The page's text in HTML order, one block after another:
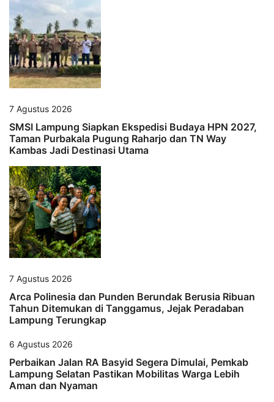
7 Agustus 2026
SMSI Lampung Siapkan Ekspedisi Budaya HPN 2027,
Taman Purbakala Pugung Raharjo dan TN Way
Kambas Jadi Destinasi Utama
7 Agustus 2026
Arca Polinesia dan Punden Berundak Berusia Ribuan
Tahun Ditemukan di Tanggamus, Jejak Peradaban
Lampung Terungkap
6 Agustus 2026
Perbaikan Jalan RA Basyid Segera Dimulai, Pemkab
Lampung Selatan Pastikan Mobilitas Warga Lebih
Aman dan Nyaman